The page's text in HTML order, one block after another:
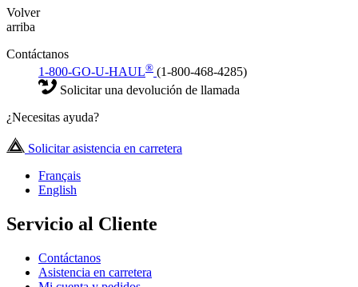
Volver
arriba
Contáctanos
1-800-GO-U-HAUL® (1-800-468-4285)
Solicitar una devolución de llamada
¿Necesitas ayuda?
Solicitar asistencia en carretera
Français
English
Servicio al Cliente
Contáctanos
Asistencia en carretera